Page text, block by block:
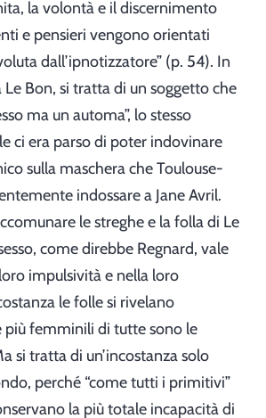
la volontà e il discernimento
e pensieri vengono orientati
dall’ipnotizzatore” (p. 54). In
Bon, si tratta di un soggetto che
ma un automa”, lo stesso
ci era parso di poter indovinare
sulla maschera che Toulouse-
indossare a Jane Avril.
le streghe e la folla di Le
come direbbe Regnard, vale
impulsività e nella loro
le folle si rivelano
più femminili di tutte sono le
si tratta di un’incostanza solo
perché “come tutti i primitivi”
la più totale incapacità di